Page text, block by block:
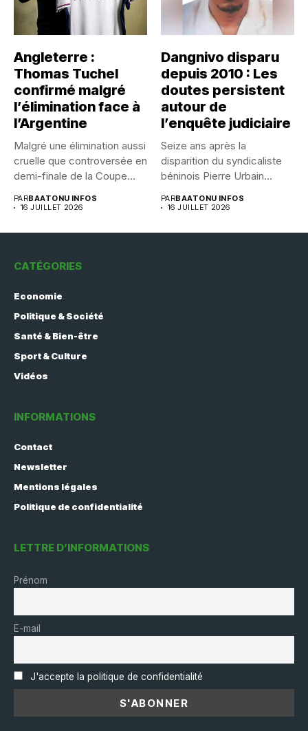
Angleterre :
Thomas Tuchel
confirmé malgré
l’élimination face à
l’Argentine
Malgré une élimination aussi
cruelle que controversée en
demi-finale de la Coupe...
PARBAATONU INFOS
16 JUILLET 2026
Dangnivo disparu
depuis 2010 : Les
doutes persistent
autour de
l’enquête judiciaire
Seize ans après la
disparition du syndicaliste
béninois Pierre Urbain
PARBAATONU INFOS
16 JUILLET 2026
CATÉGORIES
Economie
Politique & Société
Santé & Bien-être
Sport & Culture
Vidéos
INFORMATIONS
Contact
Newsletter
Mentions légales
Politique de confidentialité
LETTRE D’INFORMATIONS
Prénom
E-mail
J'accepte la politique de confidentialité